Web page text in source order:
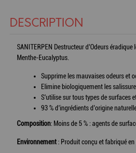
DESCRIPTION
SANITERPEN Destructeur d’Odeurs
Menthe-Eucalyptus.
Supprime les mauvaises odeurs et
Elimine biologiquement les
S’utilise sur tous types de surfaces
93 % d’ingrédients d’origine
Composition: Moins de 5 % : agents de
Environnement: Produit conçu et fabriqué